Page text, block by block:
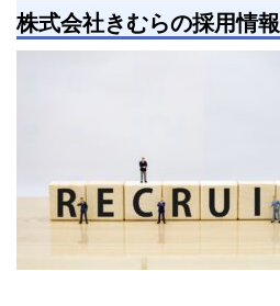
株式会社きむらの採用情報